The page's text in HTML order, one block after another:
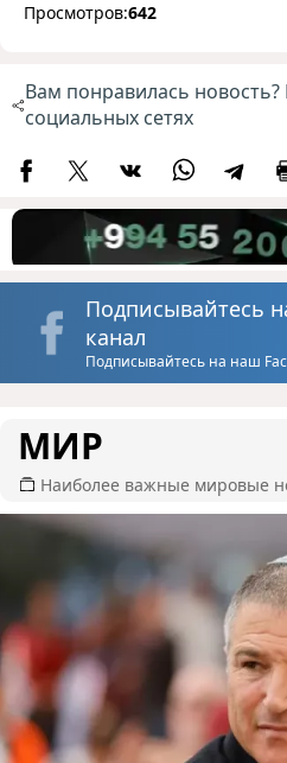
Просмотров:642
Вам понравилась новость?
социальных сетях
Подписывайтесь
канал
Подписывайтесь на наш
МИР
Наиболее важные мировые